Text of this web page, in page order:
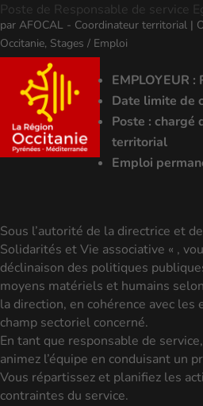
Poste de Responsable de service
par AFOCAL - Coordinateur territorial |
Occitanie, Stages / Emploi
EMPLOYEUR
Date limite de
Poste : chargé
territorial
Emploi
Sous l’autorité de la directrice et
Solidarités et Vie associative « ,
déclinaison des politiques
moyens matériels et humains
la direction, en cohérence avec
champ sectoriel concerné.
En tant que responsable de
animez l’équipe en conduisant un
Vous répartissez et planifiez les
contraintes du service.